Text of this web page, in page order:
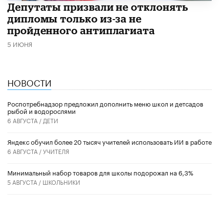
Депутаты призвали не отклонять
дипломы только из-за не
пройденного антиплагиата
5 ИЮНЯ
НОВОСТИ
Роспотребнадзор предложил дополнить меню школ и детсадов
рыбой и водорослями
6 АВГУСТА / ДЕТИ
​Яндекс обучил более 20 тысяч учителей использовать ИИ в работе
6 АВГУСТА /УЧИТЕЛЯ
Минимальный набор товаров для школы подорожал на 6,3%
5 АВГУСТА / ШКОЛЬНИКИ